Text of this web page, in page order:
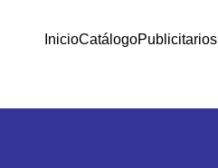
InicioCatálogoPublicitarios